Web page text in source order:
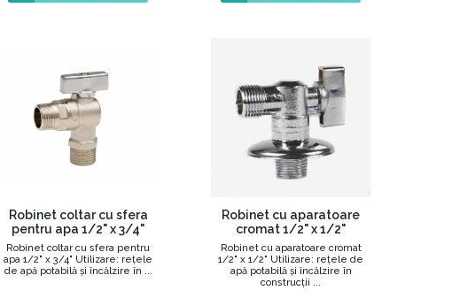
Robinet coltar cu sfera
pentru apa 1/2" x 3/4"
Robinet coltar cu sfera pentru
apa 1/2" x 3/4" Utilizare: reţele
de apă potabilă şi încălzire în ...
Robinet cu aparatoare
cromat 1/2" x 1/2"
Robinet cu aparatoare cromat
1/2" x 1/2" Utilizare: reţele de
apă potabilă şi încălzire în
construcţii ...